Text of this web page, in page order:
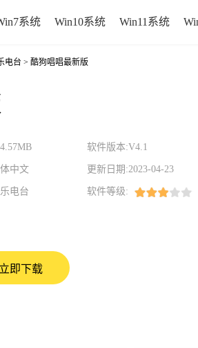
系统 Win10系统 Win11系统
电台 > 酷狗唱唱最新版
软件版本:V4.1
中文 更新日期:2023-04-23
电台 软件等级:
立即下载